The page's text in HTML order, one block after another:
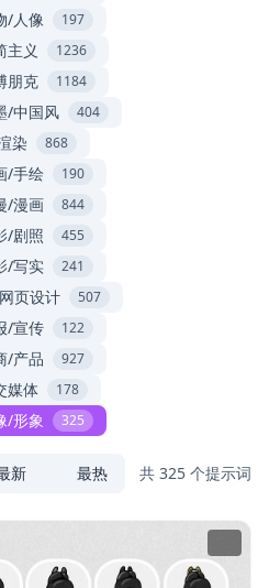
/人像 197
主义 1236
朋克 1184
/中国风 404
染 868
/手绘 190
/漫画 844
/剧照 455
/写实 241
页设计 507
/宣传 122
/产品 927
媒体 178
/形象 325
新 最热 共 325 个提示词